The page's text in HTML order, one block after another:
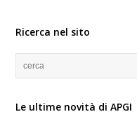
Ricerca nel sito
Le ultime novità di APGI